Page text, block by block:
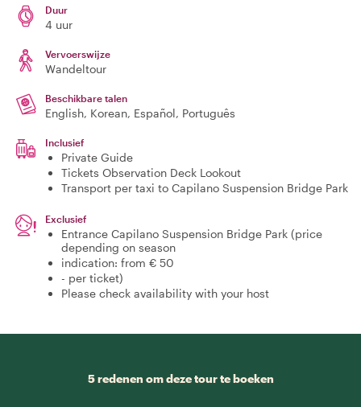
Duur
4 uur
Vervoerswijze
Wandeltour
Beschikbare talen
English, Korean, Español, Português
Inclusief
Private Guide
Tickets Observation Deck Lookout
Transport per taxi to Capilano Suspension Bridge Park
Exclusief
Entrance Capilano Suspension Bridge Park (price
depending on season
indication: from € 50
- per ticket)
Please check availability with your host
5 redenen om deze tour te boeken